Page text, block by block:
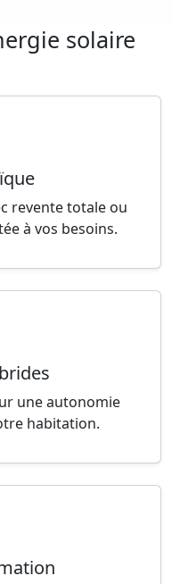
solaire
revente totale ou
à vos besoins.
une autonomie
habitation.